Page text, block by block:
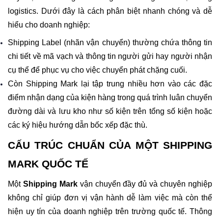
logistics. Dưới đây là cách phân biệt nhanh chóng và dễ
hiểu cho doanh nghiệp:
Shipping Label (nhãn vận chuyển) thường chứa thông tin
chi tiết về mã vạch và thông tin người gửi hay người nhận
cụ thể để phục vụ cho việc chuyển phát chặng cuối.
Còn Shipping Mark lại tập trung nhiều hơn vào các đặc
điểm nhận dạng của kiện hàng trong quá trình luân chuyển
đường dài và lưu kho như số kiện trên tổng số kiện hoặc
các ký hiệu hướng dẫn bốc xếp đặc thù.
CẤU TRÚC CHUẨN CỦA MỘT SHIPPING
MARK QUỐC TẾ
Một Shipping Mark vận chuyển đầy đủ và chuyên nghiệp
không chỉ giúp đơn vị vận hành dễ làm việc mà còn thể
hiện uy tín của doanh nghiệp trên trường quốc tế. Thông